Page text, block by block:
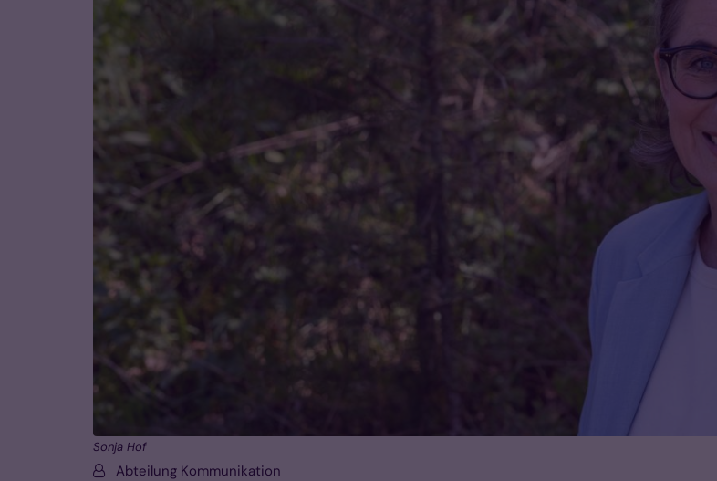
Sonja Hof
Von:Abteilung Kommunikation